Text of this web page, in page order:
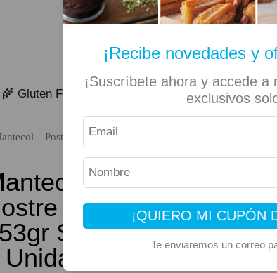
¡Recibe novedades y
¡Suscríbete ahora y accede a
exclusivos
¡QUIERO MI CUPÓN
Te enviaremos un correo
🌾 Gluten Free 📚 Libros 🏷️
– Postre de Maní 253gr Sin Tacc – 3 Unidades
–
de Maní
Sin Tacc –
Este
Compra